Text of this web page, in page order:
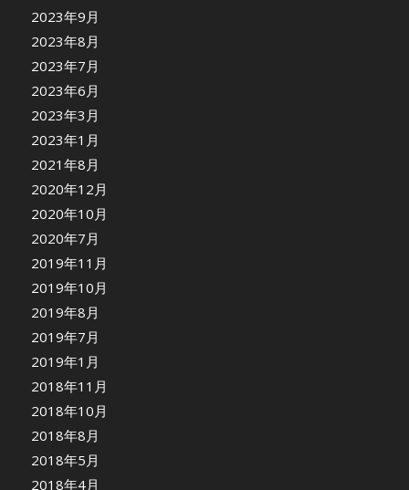
2023年9月
2023年8月
2023年7月
2023年6月
2023年3月
2023年1月
2021年8月
2020年12月
2020年10月
2020年7月
2019年11月
2019年10月
2019年8月
2019年7月
2019年1月
2018年11月
2018年10月
2018年8月
2018年5月
2018年4月